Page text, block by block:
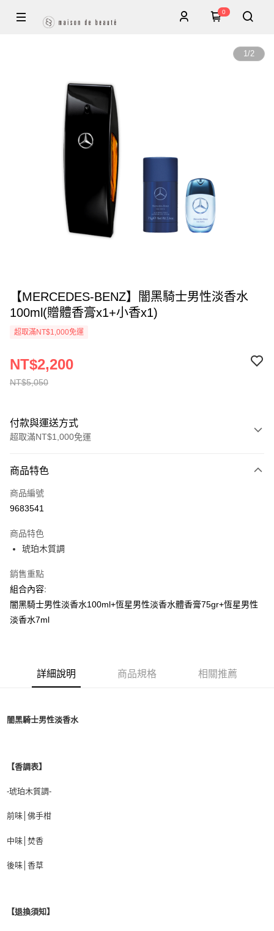
0
1/2
【MERCEDES-BENZ】闇黑騎士男性淡香水
100ml(贈體香膏x1+小香x1)
超取滿NT$1,000免運
NT$5,050
NT$2,200
付款與運送方式
超取滿NT$1,000免運
信用卡一次付款
ATM付款
運送方式
付款後全家取貨
付款後萊爾富取貨
每筆NT$100，滿NT$1,000(含以上)免運費
宅配(全站)
每筆NT$80，滿NT$1,000(含以上)免運費
商品特色
商品編號
9683541
商品特色
琥珀木質調
銷售重點
組合內容:
闇黑騎士男性淡香水100ml+恆星男性淡香水體香膏75gr+恆星男性
淡香水7ml
詳細說明 商品規格 相關推薦
闇黑騎士男性淡香水
【香調表】
-琥珀木質調-
前味│佛手柑
中味│焚香
後味│香草
【退換須知】